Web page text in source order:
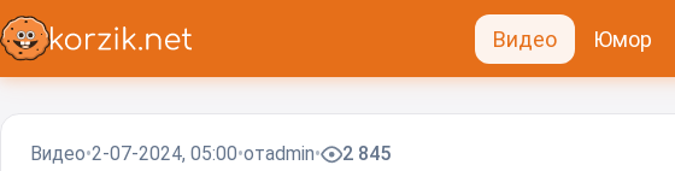
Видео Юмор
Видео 2-07-2024, 05:00 отadmin 2 845